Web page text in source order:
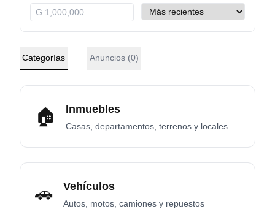
Categorías Anuncios (0)
🏠 Inmuebles
Casas, departamentos, terrenos y locales
🚗 Vehículos
Autos, motos, camiones y repuestos